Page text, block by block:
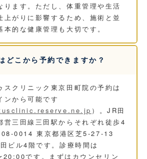
ります。ただし、体重管理や生活
上がりに影響するため、施術と並
本的な健康管理も大切です。
どこから予約できますか？
スクリニック東京田町院の予約は
ンから可能です
）。JR田
営三田線三田駅からそれぞれ徒歩4
0014 東京都港区芝5-27-13
ビル4階です。診療時間は
です。まずはカウンセリン